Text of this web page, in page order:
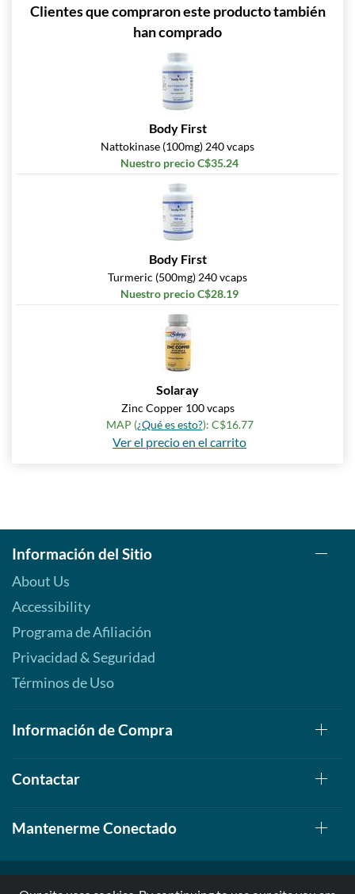
Clientes que compraron este producto también
han comprado
Body First
Nattokinase (100mg) 240 vcaps
Nuestro precio C$35.24
Body First
Turmeric (500mg) 240 vcaps
Nuestro precio C$28.19
Solaray
Zinc Copper 100 vcaps
MAP (¿Qué es esto?): C$16.77
Ver el precio en el carrito
Información del Sitio
About Us
Accessibility
Programa de Afiliación
Privacidad & Seguridad
Términos de Uso
Información de Compra
Contactar
Mantenerme Conectado